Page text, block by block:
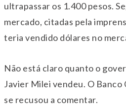
ultrapassar os 1.400 pesos.
mercado, citadas pela
teria vendido dólares no
Não está claro quanto o
Javier Milei vendeu. O
se recusou a comentar.